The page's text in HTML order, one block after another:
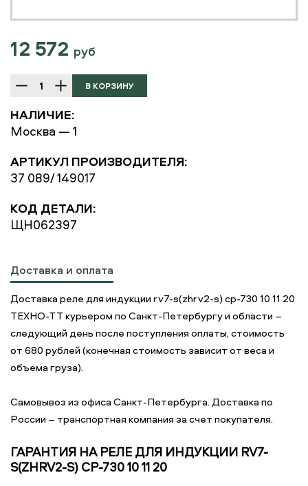
12 572 руб
НАЛИЧИЕ:
Москва — 1
АРТИКУЛ ПРОИЗВОДИТЕЛЯ:
37 089/ 149017
КОД ДЕТАЛИ:
ЩН062397
Доставка и оплата
Доставка реле для индукции rv7-s(zhrv2-s) cp-730 10 11 20
ТЕХНО-ТТ курьером по Санкт-Петербургу и области –
следующий день после поступления оплаты, стоимость
от 680 рублей (конечная стоимость зависит от веса и
объема груза).
Самовывоз из офиса Санкт-Петербурга. Доставка по
России – транспортная компания за счет покупателя.
ГАРАНТИЯ НА РЕЛЕ ДЛЯ ИНДУКЦИИ RV7-
S(ZHRV2-S) CP-730 10 11 20